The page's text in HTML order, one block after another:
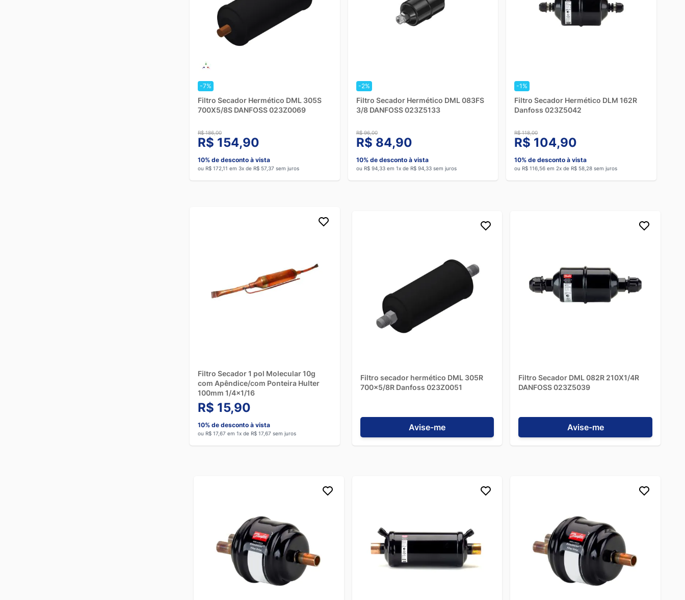
-7%
Filtro Secador Hermético DML 305S
700X5/8S DANFOSS 023Z0069
R$ 186,00
R$ 154,90
10% de desconto à vista
ou R$ 172,11 em 3x de R$ 57,37 sem juros
-2%
Filtro Secador Hermético DML 083FS
3/8 DANFOSS 023Z5133
R$ 96,00
R$ 84,90
10% de desconto à vista
ou R$ 94,33 em 1x de R$ 94,33 sem juros
-1%
Filtro Secador Hermético DLM 162R
Danfoss 023Z5042
R$ 118,00
R$ 104,90
10% de desconto à vista
ou R$ 116,56 em 2x de R$ 58,28 sem juros
Filtro Secador 1 pol Molecular 10g
com Apêndice/com Ponteira Hulter
100mm 1/4x1/16
R$ 15,90
10% de desconto à vista
ou R$ 17,67 em 1x de R$ 17,67 sem juros
Filtro secador hermético DML 305R
700x5/8R Danfoss 023Z0051
Avise-me
Filtro Secador DML 082R 210X1/4R
DANFOSS 023Z5039
Avise-me